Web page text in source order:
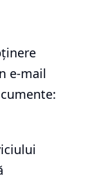
e-mail